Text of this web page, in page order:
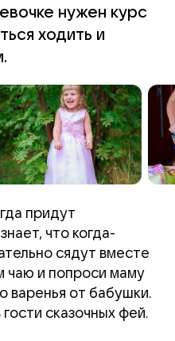
нужен курс
ходить и
придут
что когда-
сядут вместе
чаю и попроси маму
варенья от бабушки.
сказочных фей.